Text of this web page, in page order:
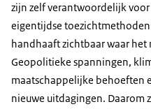
zijn zelf verantwoordelijk
eigentijdse toezichtmethoden
handhaaft zichtbaar waar
Geopolitieke spanningen,
maatschappelijke behoeften
nieuwe uitdagingen. Daarom